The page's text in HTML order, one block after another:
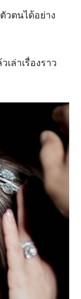
วตนได้อย่าง
ล่าเรื่องราว